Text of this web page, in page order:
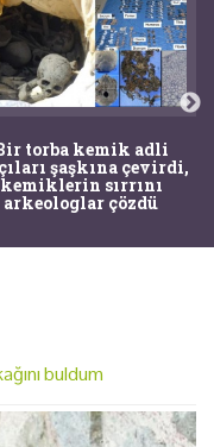
torba kemik adli
şaşkına çevirdi,
kemiklerin sırrını
arkeologlar çözdü
buldum